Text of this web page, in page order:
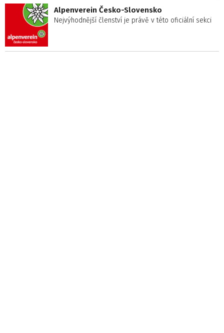
Alpenverein Česko-Slovensko
Nejvýhodnější členství je právě v této oficiální sekci